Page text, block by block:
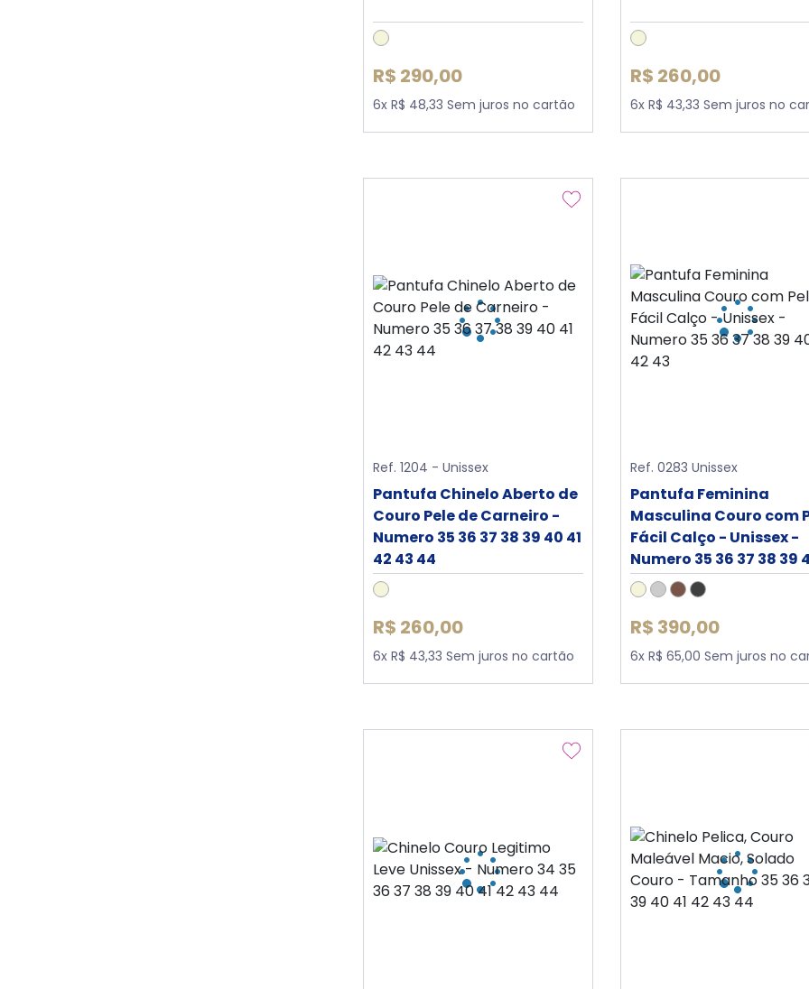
R$ 290,00
6x R$ 48,33 Sem juros no cartão
R$ 260,00
6x R$ 43,33 Sem juros no
Ref. 1204 - Unissex
Pantufa Chinelo Aberto de
Couro Pele de Carneiro -
Numero 35 36 37 38 39 40 41
42 43 44
R$ 260,00
6x R$ 43,33 Sem juros no cartão
Ref. 0283 Unissex
Pantufa Feminina
Masculina Couro com
Fácil Calço - Unissex -
Numero 35 36 37 38 39
42 43
R$ 390,00
6x R$ 65,00 Sem juros no